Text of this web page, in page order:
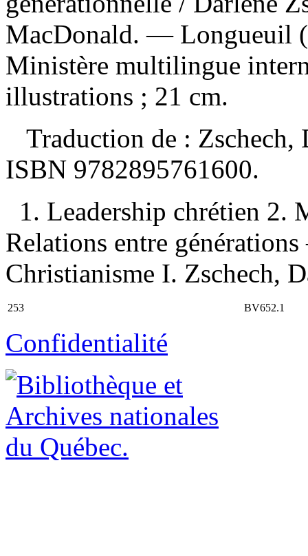
MacDonald. — Longueuil
Ministère multilingue
illustrations ; 21 cm.
Traduction de :
ISBN 9782895761600.
1. Leadership chrétien 2.
Relations entre
Christianisme I. Zschech,
253 BV652.1
Confidentialité